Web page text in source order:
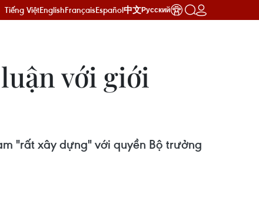
Tiếng ViệtEnglishFrançaisEspañol中文Русский
với giới
"rất xây dựng" với quyền Bộ trưởng